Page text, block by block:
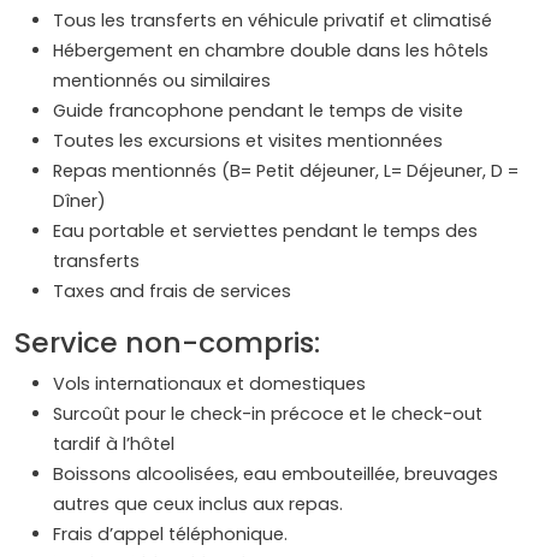
Tous les transferts en véhicule privatif et climatisé
Hébergement en chambre double dans les hôtels
mentionnés ou similaires
Guide francophone pendant le temps de visite
Toutes les excursions et visites mentionnées
Repas mentionnés (B= Petit déjeuner, L= Déjeuner, D =
Dîner)
Eau portable et serviettes pendant le temps des
transferts
Taxes and frais de services
Service non-compris:
Vols internationaux et domestiques
Surcoût pour le check-in précoce et le check-out
tardif à l’hôtel
Boissons alcoolisées, eau embouteillée, breuvages
autres que ceux inclus aux repas.
Frais d’appel téléphonique.